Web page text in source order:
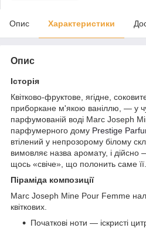
Опис Характеристики
Опис
Історія
Квітково-фруктове, ягідне,
приборкане м'якою ваніллю, — у
парфумованій воді Marc Joseph
парфумерного дому Prestige
втілений у непрозорому білому
вимовляє назва аромату, і
щось «свіче», що полонить саме її.
Піраміда композиції
Marc Joseph Mine Pour Femme
квіткових.
Початкові ноти — іскристі